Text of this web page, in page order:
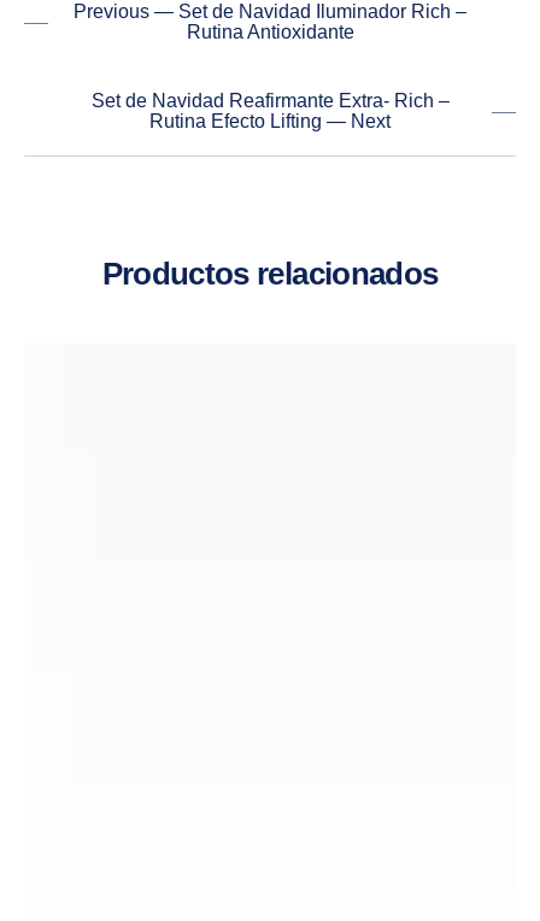
Previous — Set de Navidad Iluminador Rich –
Rutina Antioxidante
Set de Navidad Reafirmante Extra- Rich –
Rutina Efecto Lifting — Next
Productos relacionados